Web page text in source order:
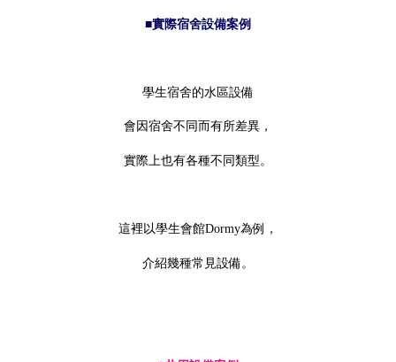
■實際宿舍設備案例
學生宿舍的水區設備
會因宿舍不同而有所差異，
實際上也有各種不同類型。
這裡以學生會館Dormy為例，
介紹幾種常見設備。